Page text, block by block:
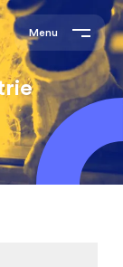
Menu